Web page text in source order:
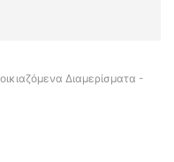
Διαμερίσματα -